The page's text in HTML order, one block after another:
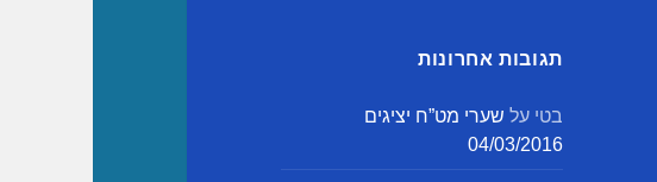
תגובות אחרונות
בטי על שערי מט”ח יציגים
04/03/2016